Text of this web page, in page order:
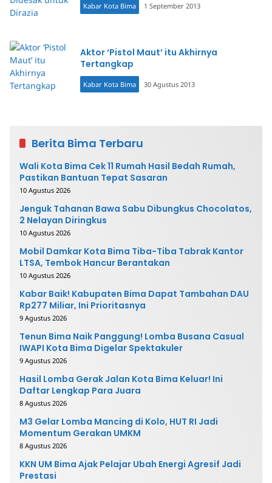
Kabar Kota Bima 1 September 2013
Aktor ‘Pistol Maut’ itu Akhirnya
Tertangkap
Kabar Kota Bima 30 Agustus 2013
Berita Bima Terbaru
Wali Kota Bima Cek 11 Rumah Hasil Bedah Rumah,
Pastikan Bantuan Tepat Sasaran
10 Agustus 2026
Jenguk Tahanan Bawa Sabu Dibungkus Chocolatos,
2 Nelayan Diringkus
10 Agustus 2026
Mobil Damkar Kota Bima Tiba-Tiba Tabrak Kantor
LTSA, Tembok Hancur Berantakan
10 Agustus 2026
Kabar Baik! Kabupaten Bima Dapat Tambahan DAU
Rp277 Miliar, Ini Prioritasnya
9 Agustus 2026
Tenun Bima Naik Panggung! Lomba Busana Casual
IWAPI Kota Bima Digelar Spektakuler
9 Agustus 2026
Hasil Lomba Gerak Jalan Kota Bima Keluar! Ini
Daftar Lengkap Para Juara
8 Agustus 2026
M3 Gelar Lomba Mancing di Kolo, HUT RI Jadi
Momentum Gerakan UMKM
8 Agustus 2026
KKN UM Bima Ajak Pelajar Ubah Energi Agresif Jadi
Prestasi